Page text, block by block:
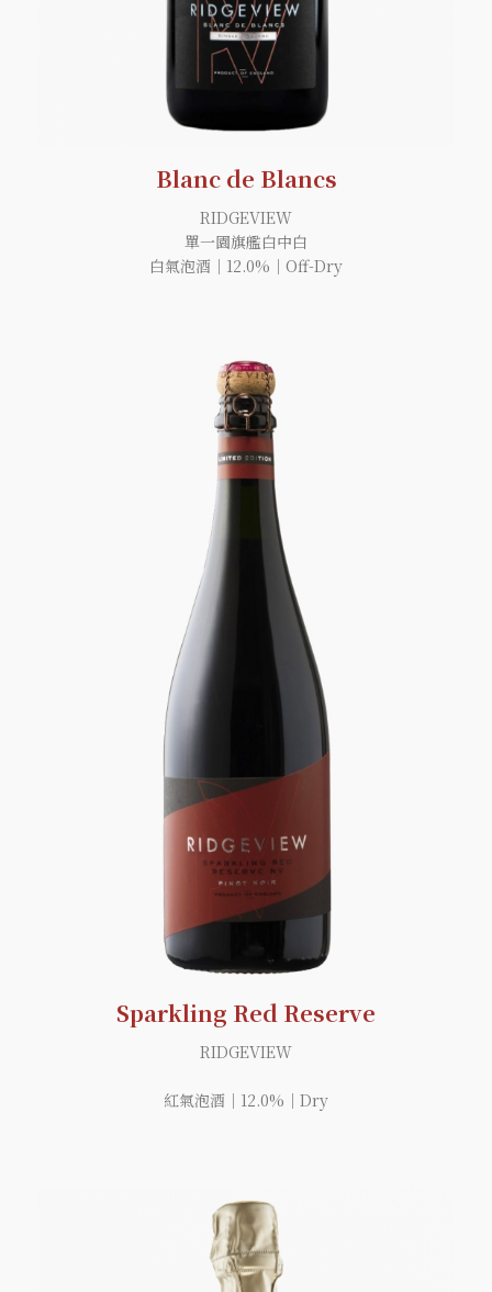
Blanc de Blancs
RIDGEVIEW
單一園旗艦白中白
白氣泡酒｜12.0%｜Off-Dry
Sparkling Red Reserve
RIDGEVIEW
紅氣泡酒｜12.0%｜Dry